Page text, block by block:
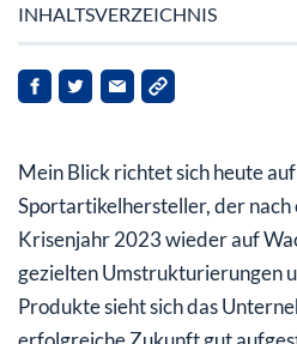
INHALTSVERZEICHNIS
Erneuerung des Portfolios
Strategische Neuausrichtung
Fazit: Adidas – Aufbruch in
Zukunft
Mein Blick richtet sich heute
Sportartikelhersteller, der
Krisenjahr 2023 wieder auf
gezielten Umstrukturierungen
Produkte sieht sich das